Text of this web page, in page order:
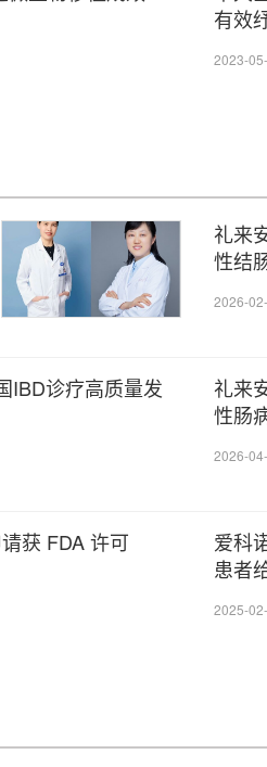
有效
2023-
礼来
性结
2026-
IBD诊疗高质量发
礼来
性肠
2026-
获 FDA 许可
爱科
患者
2025-